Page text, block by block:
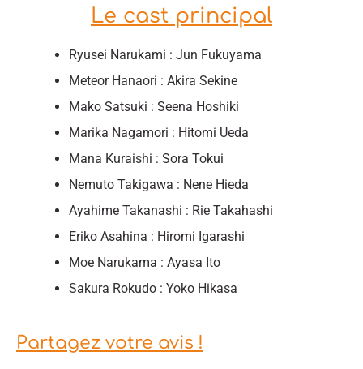
Le cast principal
Ryusei Narukami : Jun Fukuyama
Meteor Hanaori : Akira Sekine
Mako Satsuki : Seena Hoshiki
Marika Nagamori : Hitomi Ueda
Mana Kuraishi : Sora Tokui
Nemuto Takigawa : Nene Hieda
Ayahime Takanashi : Rie Takahashi
Eriko Asahina : Hiromi Igarashi
Moe Narukama : Ayasa Ito
Sakura Rokudo : Yoko Hikasa
Partagez votre avis !